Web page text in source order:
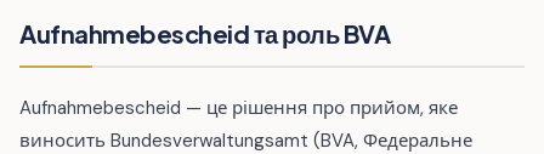
Aufnahmebescheid та роль BVA
Aufnahmebescheid — це рішення про прийом, яке
виносить Bundesverwaltungsamt (BVA, Федеральне